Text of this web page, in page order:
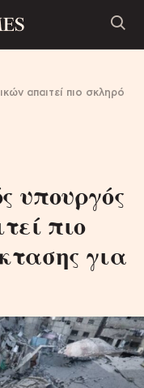
απαιτεί πιο σκληρό
υπουργός
πιο
για